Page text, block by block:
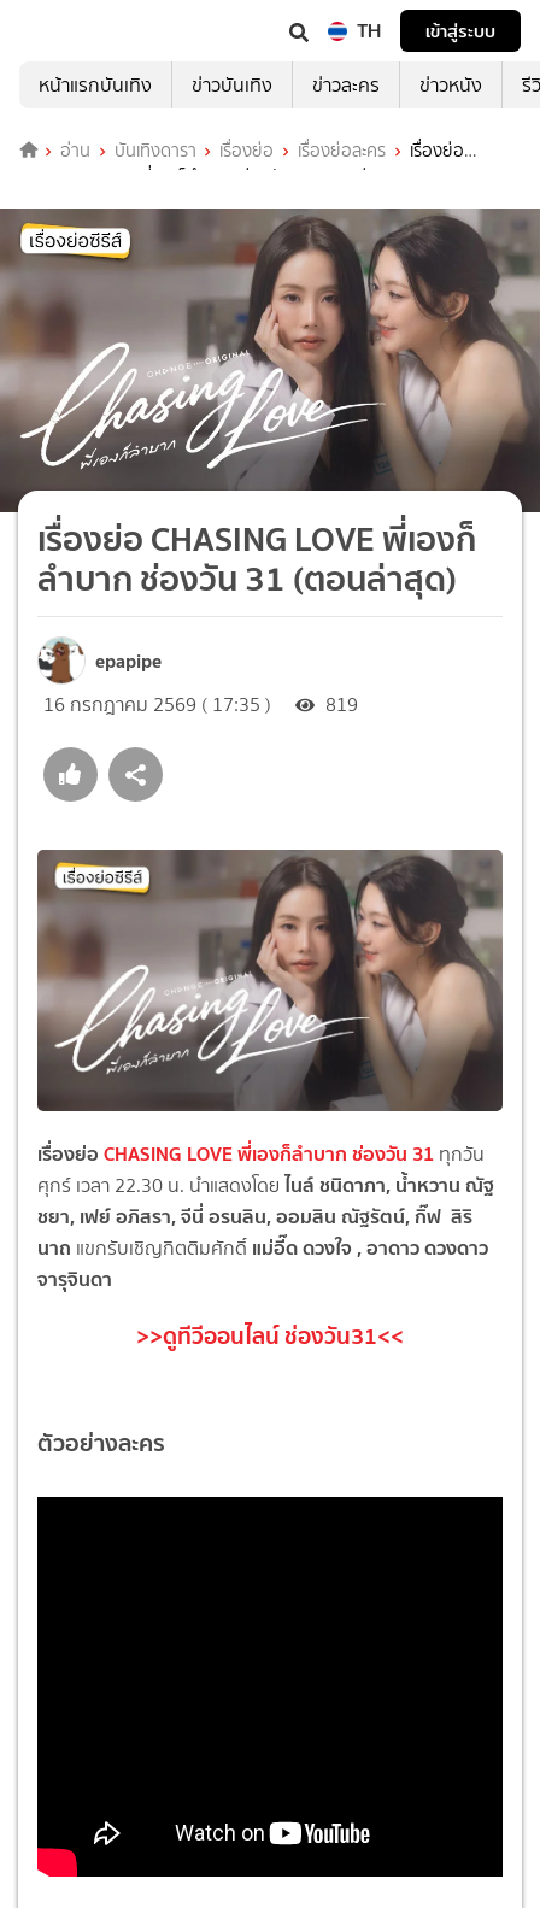
TH
เข้าสู่ระบบ
หน้าแรกบันเทิง
ข่าวบันเทิง ข่าวละคร ข่าวหนัง รี
อ่าน บันเทิงดารา เรื่องย่อ เรื่องย่อละคร
เรื่องย่อ
CHASING LOVE พี่เองก็ลำบาก ช่องวัน 31 (ตอนล่าสุด)
เรื่องย่อ CHASING LOVE พี่เองก็
ลำบาก ช่องวัน 31 (ตอนล่าสุด)
epapipe
16 กรกฎาคม 2569 ( 17:35 ) 819
เรื่องย่อCHASING LOVE พี่เองก็ลำบาก ช่องวัน 31 ทุกวัน
ศุกร์ เวลา 22.30 น. นำแสดงโดย ไนล์ ชนิดาภา, น้ำหวาน ณัฐ
ชยา, เฟย์ อภิสรา, จีนี่ อรนลิน, ออมสิน ณัฐรัตน์, กิ๊ฟ สิริ
นาถ แขกรับเชิญกิตติมศักดิ์ แม่อี๊ด ดวงใจ , อาดาว ดวงดาว
จารุจินดา
>>ดูทีวีออนไลน์ ช่องวัน31<<
ตัวอย่างละคร